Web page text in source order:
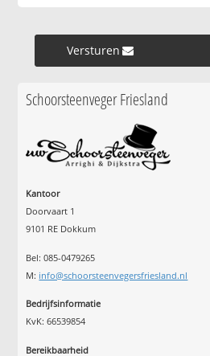
Versturen »
Schoorsteenveger Friesland
Kantoor
Doorvaart 1
9101 RE Dokkum
Bel: 085-0479265
M: info@schoorsteenvegersfriesland.nl
Bedrijfsinformatie
KvK: 66539854
Bereikbaarheid